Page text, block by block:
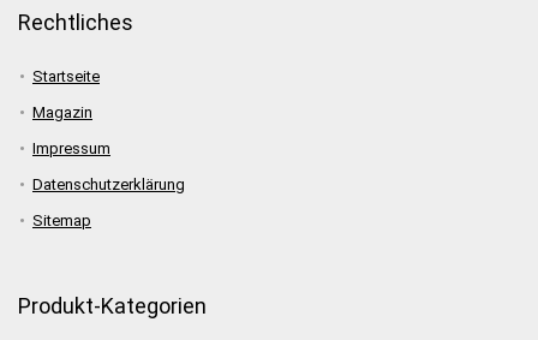
Rechtliches
Startseite
Magazin
Impressum
Datenschutzerklärung
Sitemap
Produkt-Kategorien